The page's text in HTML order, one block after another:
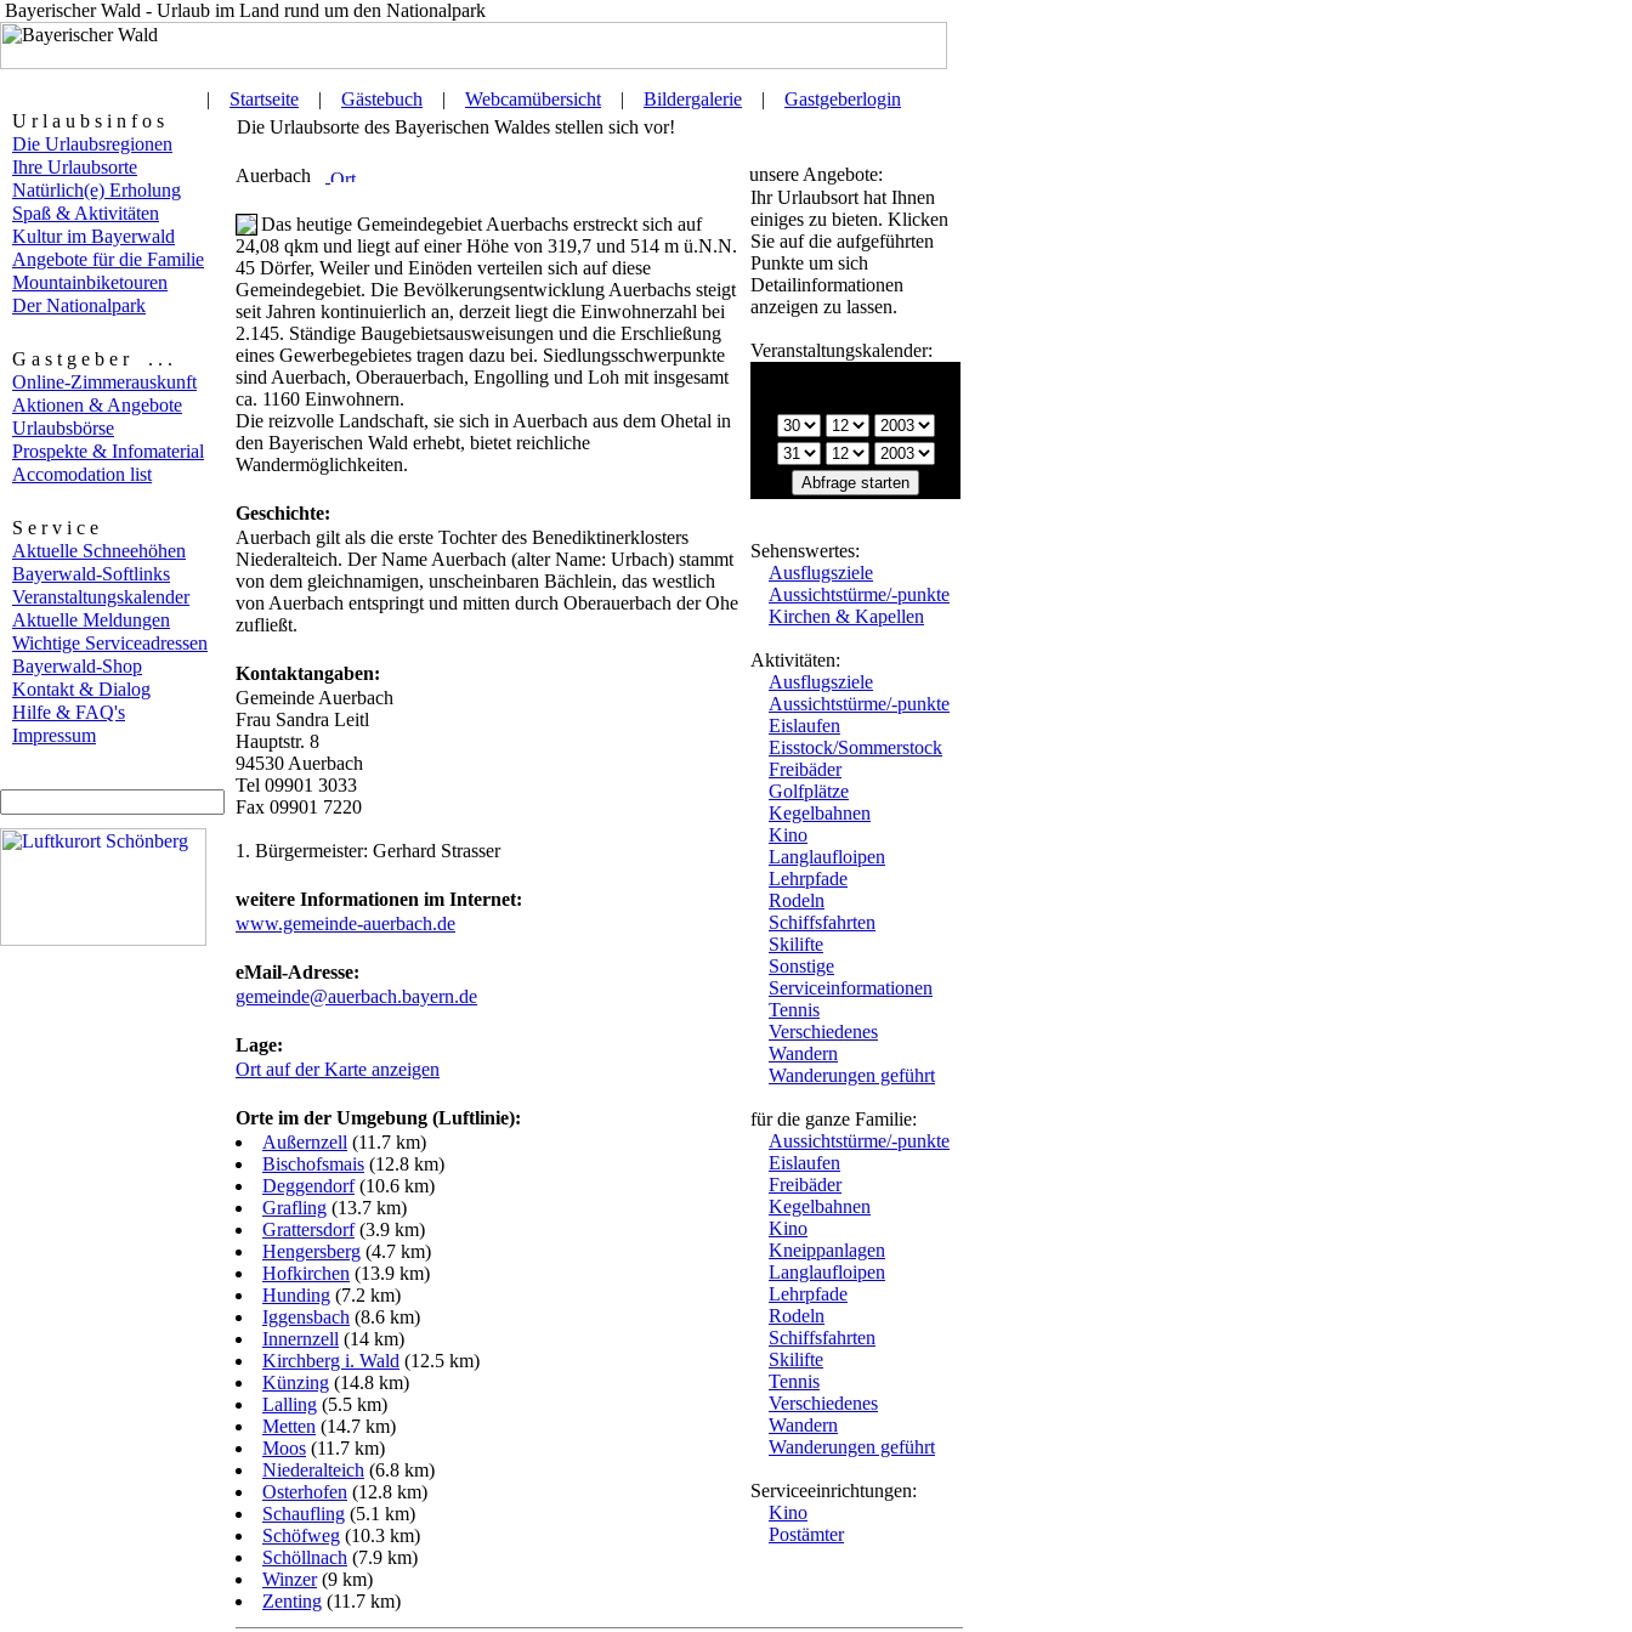
Bayerischer Wald - Urlaub im Land rund um den Nationalpark
| Startseite | Gästebuch | Webcamübersicht | Bildergalerie | Gastgeberlogin
U r l a u b s i n f o s
Die Urlaubsregionen
Ihre Urlaubsorte
Natürlich(e) Erholung
Spaß & Aktivitäten
Kultur im Bayerwald
Angebote für die Familie
Mountainbiketouren
Der Nationalpark
G a s t g e b e r . . .
Online-Zimmerauskunft
Aktionen & Angebote
Urlaubsbörse
Prospekte & Infomaterial
Accomodation list
S e r v i c e
Aktuelle Schneehöhen
Bayerwald-Softlinks
Veranstaltungskalender
Aktuelle Meldungen
Wichtige Serviceadressen
Bayerwald-Shop
Kontakt & Dialog
Hilfe & FAQ's
Impressum
Die Urlaubsorte des Bayerischen Waldes stellen sich vor!
Auerbach
Das heutige Gemeindegebiet Auerbachs erstreckt sich auf
24,08 qkm und liegt auf einer Höhe von 319,7 und 514 m ü.N.N.
45 Dörfer, Weiler und Einöden verteilen sich auf diese
Gemeindegebiet. Die Bevölkerungsentwicklung Auerbachs steigt
seit Jahren kontinuierlich an, derzeit liegt die Einwohnerzahl bei
2.145. Ständige Baugebietsausweisungen und die Erschließung
eines Gewerbegebietes tragen dazu bei. Siedlungsschwerpunkte
sind Auerbach, Oberauerbach, Engolling und Loh mit insgesamt
ca. 1160 Einwohnern.
Die reizvolle Landschaft, sie sich in Auerbach aus dem Ohetal in
den Bayerischen Wald erhebt, bietet reichliche
Wandermöglichkeiten.
Geschichte:
Auerbach gilt als die erste Tochter des Benediktinerklosters
Niederalteich. Der Name Auerbach (alter Name: Urbach) stammt
von dem gleichnamigen, unscheinbaren Bächlein, das westlich
von Auerbach entspringt und mitten durch Oberauerbach der Ohe
zufließt.
Kontaktangaben:
Gemeinde Auerbach
Frau Sandra Leitl
Hauptstr. 8
94530 Auerbach
Tel 09901 3033
Fax 09901 7220
1. Bürgermeister: Gerhard Strasser
weitere Informationen im Internet:
www.gemeinde-auerbach.de
eMail-Adresse:
gemeinde@auerbach.bayern.de
Lage:
Ort auf der Karte anzeigen
Orte im der Umgebung (Luftlinie):
Außernzell (11.7 km)
Bischofsmais (12.8 km)
Deggendorf(10.6 km)
Grafling (13.7 km)
Grattersdorf(3.9 km)
Hengersberg (4.7 km)
Hofkirchen (13.9 km)
Hunding (7.2 km)
Iggensbach (8.6 km)
Innernzell (14 km)
Kirchberg i. Wald (12.5 km)
Künzing (14.8 km)
Lalling (5.5 km)
Metten (14.7 km)
Moos (11.7 km)
Niederalteich (6.8 km)
Osterhofen (12.8 km)
Schaufling (5.1 km)
Schöfweg (10.3 km)
Schöllnach (7.9 km)
Winzer(9 km)
Zenting (11.7 km)
unsere Angebote:
Ihr Urlaubsort hat Ihnen
einiges zu bieten. Klicken
Sie auf die aufgeführten
Punkte um sich
Detailinformationen
anzeigen zu lassen.
Veranstaltungskalender:
Sehenswertes:
Ausflugsziele
Aussichtstürme/-punkte
Kirchen & Kapellen
Aktivitäten:
Ausflugsziele
Aussichtstürme/-punkte
Eislaufen
Eisstock/Sommerstock
Freibäder
Golfplätze
Kegelbahnen
Kino
Langlaufloipen
Lehrpfade
Rodeln
Schiffsfahrten
Skilifte
Sonstige
Serviceinformationen
Tennis
Verschiedenes
Wandern
Wanderungen geführt
für die ganze Familie:
Aussichtstürme/-punkte
Eislaufen
Freibäder
Kegelbahnen
Kino
Kneippanlagen
Langlaufloipen
Lehrpfade
Rodeln
Schiffsfahrten
Skilifte
Tennis
Verschiedenes
Wandern
Wanderungen geführt
Serviceeinrichtungen:
Kino
Postämter